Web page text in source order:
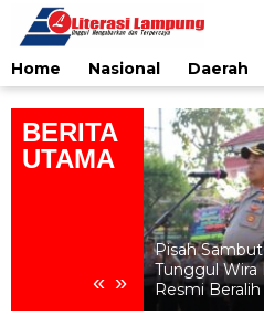
content
Home
Nasional Daerah
BERITA
UTAMA
« »
Pisah
Tunggul
Resmi Beralih